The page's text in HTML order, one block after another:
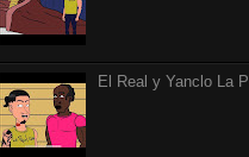
El Real y Yanclo La